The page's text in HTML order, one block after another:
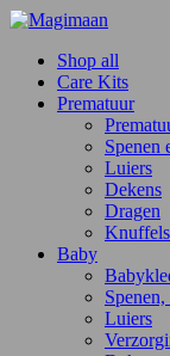
Shop all
Care Kits
Prematuur
Spenen
Luiers
Dekens
Dragen
Baby
Luiers